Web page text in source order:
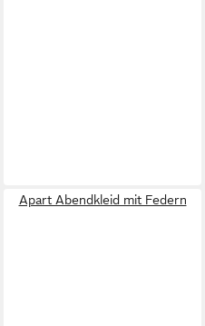
Apart Abendkleid mit Federn